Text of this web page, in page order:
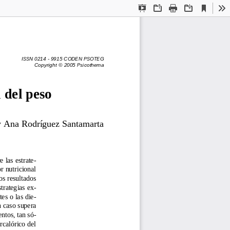
Presentation
OpenPrint Download
Current
View
peso
Rodríguez Santamarta
las estrate-
nutricional
resultados
ex-
o las die-
supera
tan só-
del
ISSN 0214 - 9915 CODEN PSOTEG
Copyright © 2005 Psicothema